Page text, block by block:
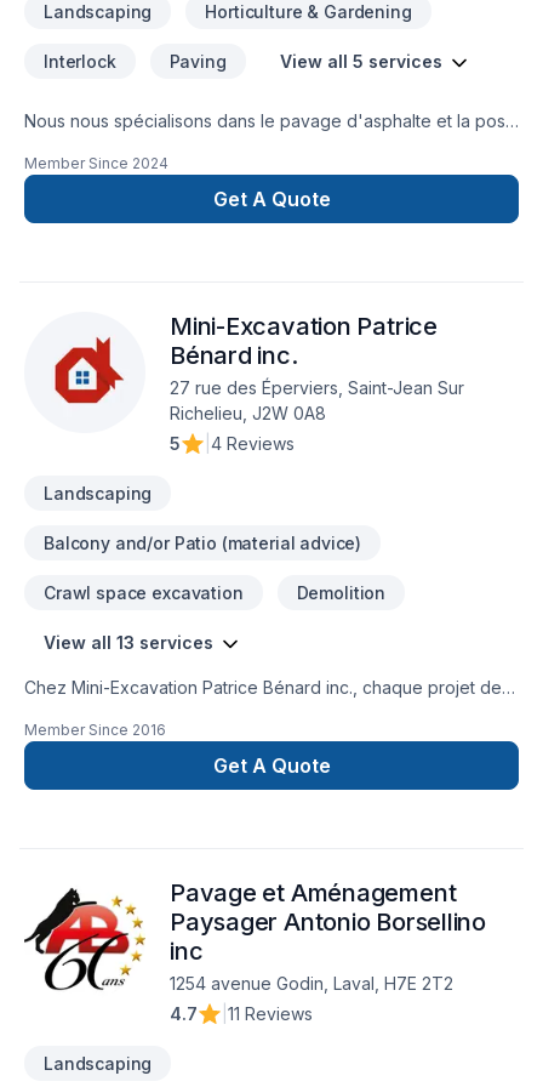
Landscaping Horticulture & Gardening
Interlock Paving View all 5 services
Nous nous spécialisons dans le pavage d'asphalte et la pose
travaux d'excavation et d'aménagement paysager. Nous
sommes fiers de servir nos clients et de les aider à réaliser
leurs projets d'aménagement.
Member Since 2024
Get A Quote
Mini-Excavation Patrice
Bénard inc.
27 rue des Éperviers, Saint-Jean Sur
Richelieu, J2W 0A8
5
4 Reviews
Landscaping
Balcony and/or Patio (material advice)
Crawl space excavation Demolition
View all 13 services
Chez Mini-Excavation Patrice Bénard inc., chaque projet de
Muret, Pavage, Pavé uni, Paysagement, Tourbe, Transport
est l'occasion de démontrer notre engagement envers la
qualité et la satisfaction client à Eastern
Transformons ensemble vos idées en réalité. Contactez-nous
dès maintenant.
Member Since 2016
Get A Quote
Pavage et Aménagement
Paysager Antonio Borsellino
inc
1254 avenue Godin, Laval, H7E 2T2
4.7
11 Reviews
Landscaping